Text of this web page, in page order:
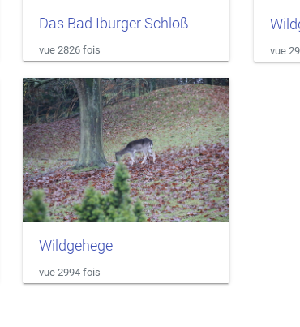
Das Bad Iburger Schloß
vue 2826 fois vue
Wildgehege
vue 2994 fois